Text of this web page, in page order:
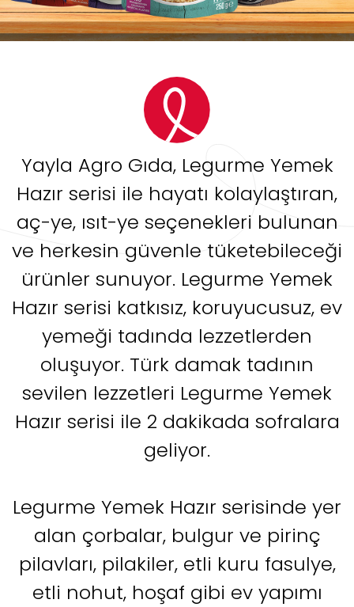
Yayla Agro Gıda, Legurme Yemek
Hazır serisi ile hayatı kolaylaştıran,
aç-ye, ısıt-ye seçenekleri bulunan
ve herkesin güvenle tüketebileceği
ürünler sunuyor. Legurme Yemek
Hazır serisi katkısız, koruyucusuz, ev
yemeği tadında lezzetlerden
oluşuyor. Türk damak tadının
sevilen lezzetleri Legurme Yemek
Hazır serisi ile 2 dakikada sofralara
geliyor.
Legurme Yemek Hazır serisinde yer
alan çorbalar, bulgur ve pirinç
pilavları, pilakiler, etli kuru fasulye,
etli nohut, hoşaf gibi ev yapımı